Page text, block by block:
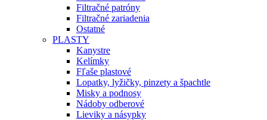
Filtračné patróny
Filtračné zariadenia
Ostatné
PLASTY
Kanystre
Kelímky
Fľaše plastové
Lopatky, lyžičky, pinzety a špachtle
Misky a podnosy
Nádoby odberové
Lieviky a násypky